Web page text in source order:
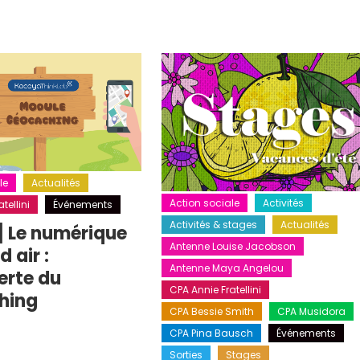
Actualités
Événements
numérique
air :
du
Action sociale
Activités
Activités & stages
Actualités
Antenne Louise Jacobson
Antenne Maya Angelou
CPA Annie Fratellini
CPA Bessie Smith
CPA Musidora
CPA Pina Bausch
Événements
Sorties
Stages